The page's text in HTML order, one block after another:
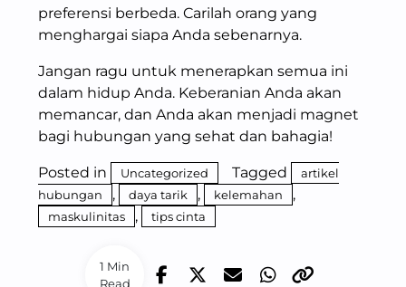
1 Min
Read
preferensi berbeda. Carilah orang yang
menghargai siapa Anda sebenarnya.
Jangan ragu untuk menerapkan semua ini
dalam hidup Anda. Keberanian Anda akan
memancar, dan Anda akan menjadi magnet
bagi hubungan yang sehat dan bahagia!
Posted in Uncategorized Tagged
artikel
hubungan
, daya tarik , kelemahan ,
maskulinitas , tips cinta